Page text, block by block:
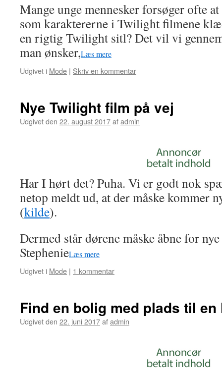
Mange unge mennesker forsøger ofte
som karaktererne i Twilight filmene
en rigtig Twilight sitl? Det vil vi
man ønsker,Læs mere
Udgivet i Mode | Skriv en kommentar
Nye Twilight film på vej
Udgivet den 22. august 2017afadmin
Har I hørt det? Puha. Vi er godt nok
netop meldt ud, at der måske kommer
(kilde).
Dermed står dørene måske åbne for
StephenieLæs mere
Udgivet i Mode | 1 kommentar
Find en bolig med plads til
Udgivet den 22. juni 2017afadmin